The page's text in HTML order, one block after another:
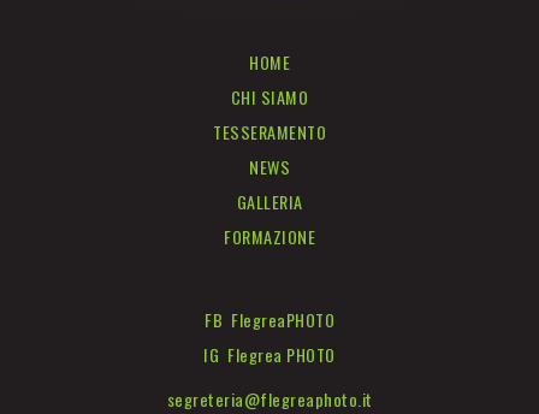
HOME
CHI SIAMO
TESSERAMENTO
NEWS
GALLERIA
FORMAZIONE
FB FlegreaPHOTO
IG Flegrea PHOTO
segreteria@flegreaphoto.it